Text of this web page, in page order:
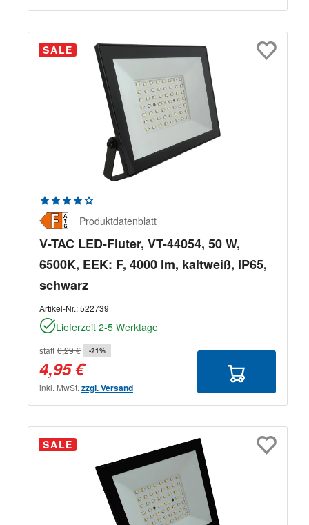
SALE
Durchschnittliche Bewertung von 4.33 von 5 Sternen
Produktdatenblatt
V-TAC LED-Fluter, VT-44054, 50 W,
6500K, EEK: F, 4000 lm, kaltweiß, IP65,
schwarz
Artikel-Nr.:522739
Lieferzeit 2-5 Werktage
statt 6,29 € -21%
4,95 €
inkl. MwSt. zzgl. Versand
SALE